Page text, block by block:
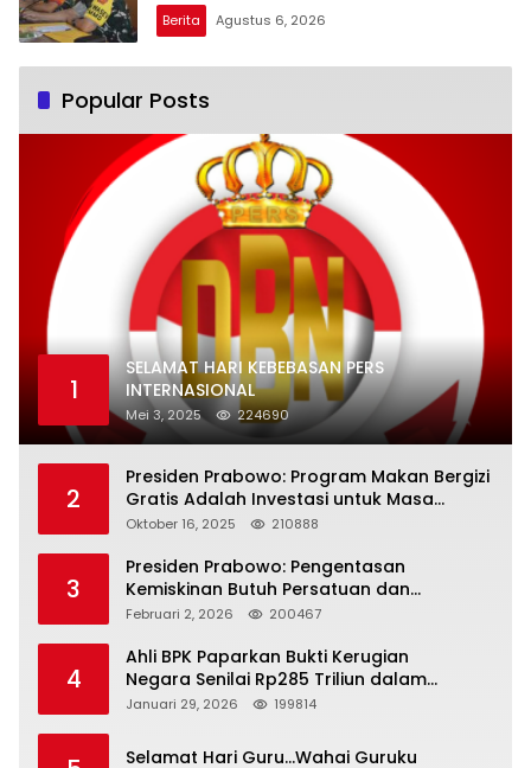
Berita Agustus 6, 2026
Popular Posts
1
SELAMAT HARI KEBEBASAN PERS
INTERNASIONAL
Mei 3, 2025 224690
2
Presiden Prabowo: Program Makan Bergizi
Gratis Adalah Investasi untuk Masa
Depan Bangsa
Oktober 16, 2025 210888
3
Presiden Prabowo: Pengentasan
Kemiskinan Butuh Persatuan dan
Kepemimpinan yang Bertanggung Jawab
Februari 2, 2026 200467
4
Ahli BPK Paparkan Bukti Kerugian
Negara Senilai Rp285 Triliun dalam
Persidangan Korupsi PT Pertamina
Januari 29, 2026 199814
Selamat Hari Guru…Wahai Guruku